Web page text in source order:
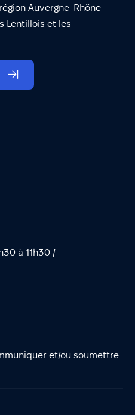
Auvergne-Rhône-
Lentillois et les
à 11h30 /
et/ou soumettre